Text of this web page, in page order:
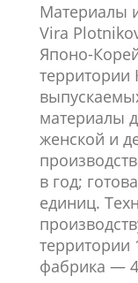
Материалы
Vira
Японо-
территории
материалы
женской и
в год;
единиц.
территории
фабрика —